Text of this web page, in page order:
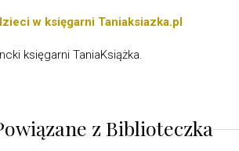
w księgarni Taniaksiazka.pl
księgarni TaniaKsiążka.
z Biblioteczka